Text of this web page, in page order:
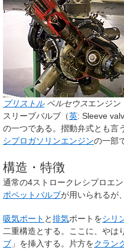
ブリストルペルセウスエンジン
スリーブバルブ （英: Sleeve
の一つである。 摺動弁式とも言
シプロガソリンエンジンの一部
構造・特徴
通常の4ストロークレシプロエ
ポペットバルブが用いられるが
吸気ポート と排気ポートをシリ
二重構造とする。ここに、やは
ブ 」を挿入する。片方をクラン